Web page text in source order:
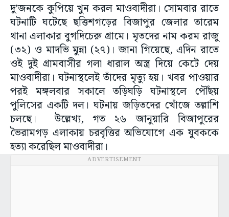
দু’জনকে কুপিয়ে খুন করল মাওবাদীরা। সোমবার রাতে
ঘটনাটি ঘটেছে ছত্তিশগড়ের বিজাপুর জেলার তারেম
থানা এলাকার বুগদিচেরু গ্রামে। মৃতদের নাম করম রাজু
(৩২) ও মাদভি মুন্না (২৭)। জানা গিয়েছে, এদিন রাতে
ওই দুই গ্রামবাসীর গলা ধারাল অস্ত্র দিয়ে কেটে দেয়
মাওবাদীরা। ঘটনাস্থলেই তাঁদের মৃত্যু হয়। খবর পাওয়ার
পরই মঙ্গলবার সকালে তড়িঘড়ি ঘটনাস্থলে পৌঁছয়
পুলিসের একটি দল। ঘটনায় জড়িতদের খোঁজে তল্লাশি
চলছে। উল্লেখ্য, গত ২৬ জানুয়ারি বিজাপুরের
ভৈরামগড় এলাকায় চরবৃত্তির অভিযোগে এক যুবককে
হত্যা করেছিল মাওবাদীরা।
ADVERTISEMENT